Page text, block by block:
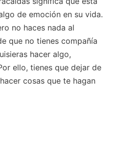
de emoción en su vida.
no haces nada al
que no tienes compañía
hacer algo,
ello, tienes que dejar de
cosas que te hagan